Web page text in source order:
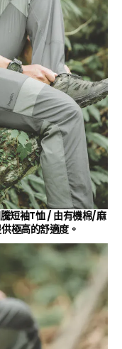
短袖T恤 / 由有機棉/麻
極高的舒適度。